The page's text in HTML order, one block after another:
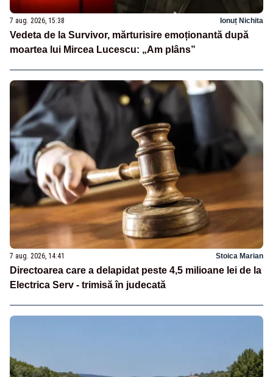
7 aug. 2026, 15:38 Ionuț Nichita
Vedeta de la Survivor, mărturisire emoționantă după
moartea lui Mircea Lucescu: „Am plâns”
7 aug. 2026, 14:41 Stoica Marian
Directoarea care a delapidat peste 4,5 milioane lei de la
Electrica Serv - trimisă în judecată